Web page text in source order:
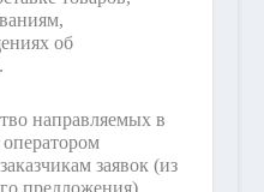
об
направляемых в
заявок (из
предложения)